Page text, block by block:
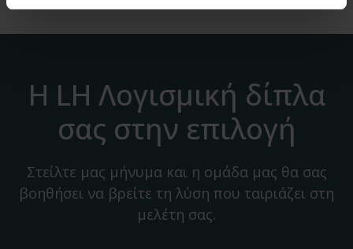
Η LH Λογισμική δίπλα
σας στην επιλογή
Στείλτε μας μήνυμα και η ομάδα μας θα σας
βοηθήσει να βρείτε τη λύση που ταιριάζει στη
μελέτη σας.